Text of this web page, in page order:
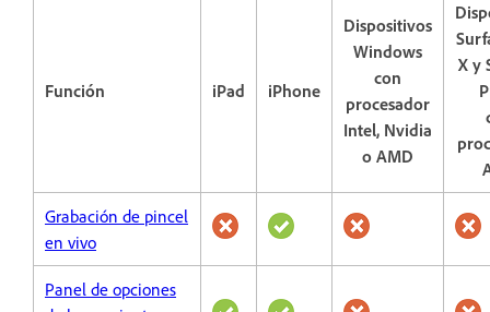
Función iPad iPhone
Dispositivos
Windows
con
procesador
Intel, Nvidia
o AMD
X y
Grabación de pincel
en vivo
Panel de opciones